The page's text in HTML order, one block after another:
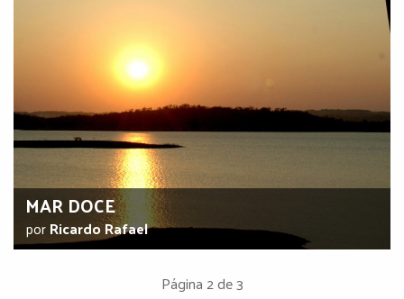
MAR DOCE
porRicardo Rafael
Página 2 de 3